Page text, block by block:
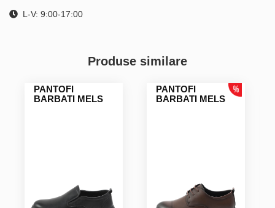
L-V: 9:00-17:00
Produse similare
PANTOFI
BARBATI MELS
PANTOFI
BARBATI MELS